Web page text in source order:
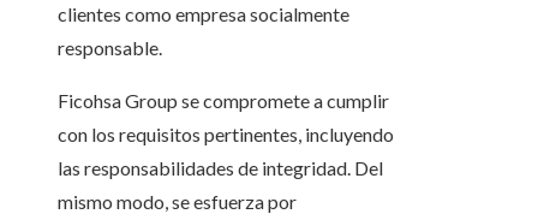
clientes como empresa socialmente
responsable.
Ficohsa Group se compromete a cumplir
con los requisitos pertinentes, incluyendo
las responsabilidades de integridad. Del
mismo modo, se esfuerza por